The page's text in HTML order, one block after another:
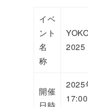
イベ
ント
名
称
2025
開催
2025